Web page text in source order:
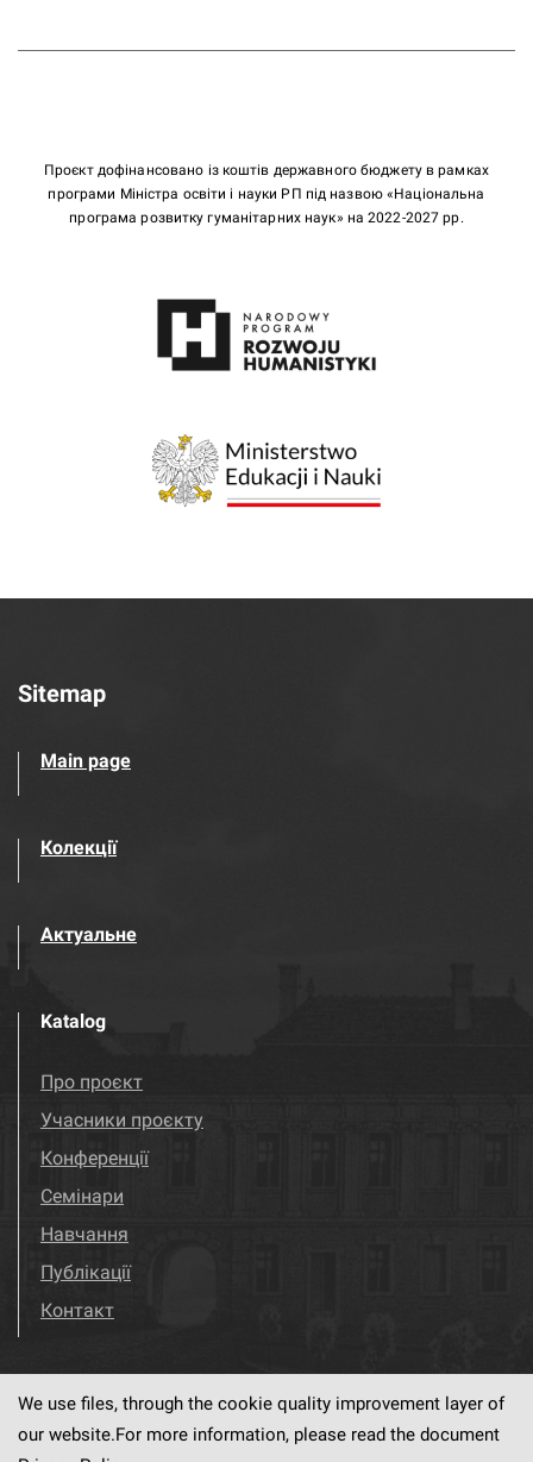
Проєкт дофінансовано із коштів державного бюджету в рамках
програми Міністра освіти і науки РП під назвою «Національна
програма розвитку гуманітарних наук» на 2022-2027 рр.
Sitemap
Main page
Колекції
Актуальне
Katalog
Про проєкт
Учасники проєкту
Конференції
Семінари
Навчання
Публікації
Контакт
Visit us! Facebook
We use files, through the cookie quality improvement layer of
our website.For more information, please read the document